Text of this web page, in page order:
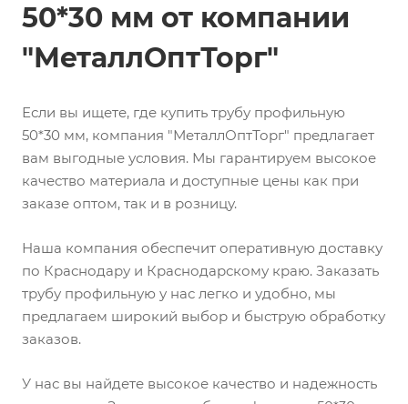
50*30 мм от компании
"МеталлОптТорг"
Если вы ищете, где купить трубу профильную
50*30 мм, компания "МеталлОптТорг" предлагает
вам выгодные условия. Мы гарантируем высокое
качество материала и доступные цены как при
заказе оптом, так и в розницу.
Наша компания обеспечит оперативную доставку
по Краснодару и Краснодарскому краю. Заказать
трубу профильную у нас легко и удобно, мы
предлагаем широкий выбор и быструю обработку
заказов.
У нас вы найдете высокое качество и надежность